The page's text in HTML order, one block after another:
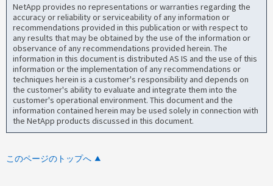
NetApp provides no representations or warranties regarding the
accuracy or reliability or serviceability of any information or
recommendations provided in this publication or with respect to
any results that may be obtained by the use of the information or
observance of any recommendations provided herein. The
information in this document is distributed AS IS and the use of this
information or the implementation of any recommendations or
techniques herein is a customer's responsibility and depends on
the customer's ability to evaluate and integrate them into the
customer's operational environment. This document and the
information contained herein may be used solely in connection with
the NetApp products discussed in this document.
このページのトップへ